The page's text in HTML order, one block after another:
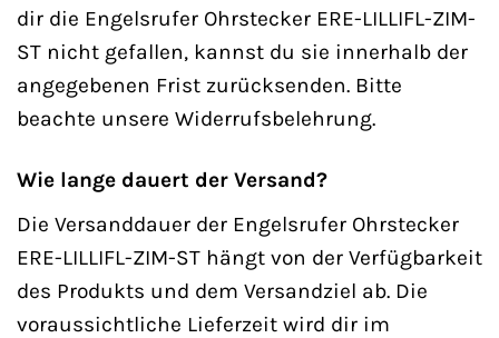
dir die Engelsrufer Ohrstecker ERE-LILLIFL-ZIM-
ST nicht gefallen, kannst du sie innerhalb der
angegebenen Frist zurücksenden. Bitte
beachte unsere Widerrufsbelehrung.
Wie lange dauert der Versand?
Die Versanddauer der Engelsrufer Ohrstecker
ERE-LILLIFL-ZIM-ST hängt von der Verfügbarkeit
des Produkts und dem Versandziel ab. Die
voraussichtliche Lieferzeit wird dir im